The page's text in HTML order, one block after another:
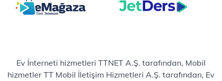
Ev İnterneti hizmetleri TTNET A.Ş. tarafından, Mobil
hizmetler TT Mobil İletişim Hizmetleri A.Ş. tarafından, Ev